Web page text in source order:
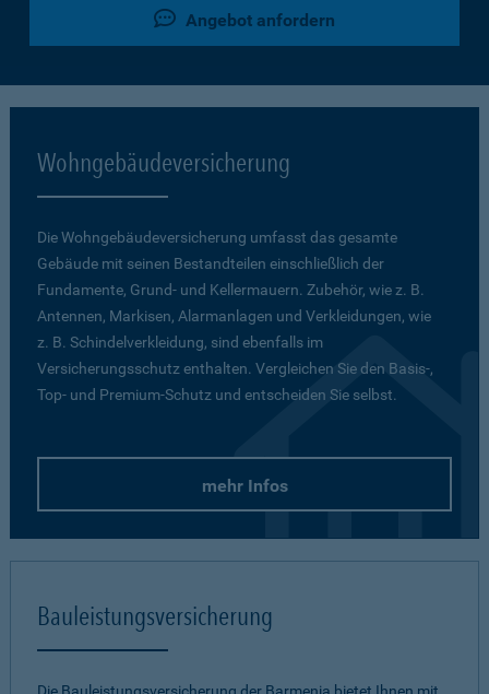
Angebot anfordern
Wohngebäudeversicherung
Die Wohngebäudeversicherung umfasst das gesamte
Gebäude mit seinen Bestandteilen einschließlich der
Fundamente, Grund- und Kellermauern. Zubehör, wie z. B.
Antennen, Markisen, Alarmanlagen und Verkleidungen, wie
z. B. Schindelverkleidung, sind ebenfalls im
Versicherungsschutz enthalten. Vergleichen Sie den Basis-,
Top- und Premium-Schutz und entscheiden Sie selbst.
mehr Infos
Bauleistungsversicherung